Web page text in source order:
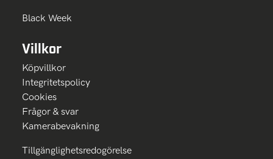
Black Week
Villkor
Köpvillkor
Integritetspolicy
Cookies
Frågor & svar
Kamerabevakning
Tillgänglighetsredogörelse